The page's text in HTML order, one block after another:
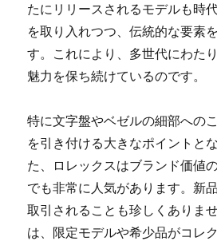
たにリリースされるモデルも時
を取り入れつつ、伝統的な要素
す。これにより、多世代にわた
魅力を保ち続けているのです。
特に文字盤やベゼルの細部への
を引き付ける大きなポイントと
た、ロレックスはブランド価値
でも非常に人気があります。新
取引されることも珍しくありま
は、限定モデルや希少品がコレ